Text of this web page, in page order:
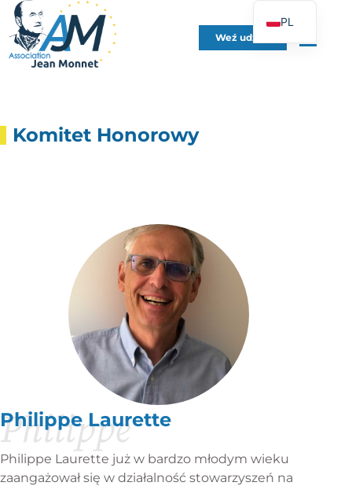
Weź udział
Komitet Honorowy
Philippe
Philippe Laurette
Philippe Laurette już w bardzo młodym wieku
zaangażował się w działalność stowarzyszeń na
PL
FR